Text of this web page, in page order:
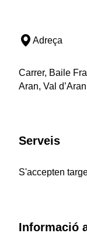
Adreça
Carrer, Baile
Aran, Val
Serveis
S'accepten
Informació